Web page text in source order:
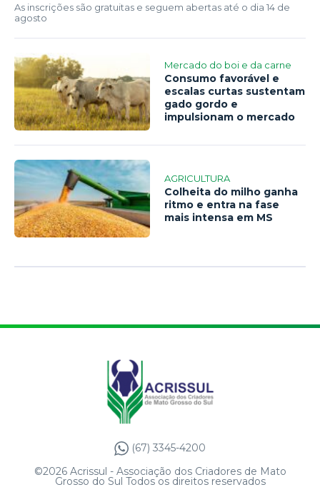
As inscrições são gratuitas e seguem abertas até o dia 14 de
agosto
Mercado do boi e da carne
Consumo favorável e
escalas curtas sustentam
gado gordo e
impulsionam o mercado
AGRICULTURA
Colheita do milho ganha
ritmo e entra na fase
mais intensa em MS
(67) 3345-4200
©2026 Acrissul - Associação dos Criadores de Mato
Grosso do Sul Todos os direitos reservados